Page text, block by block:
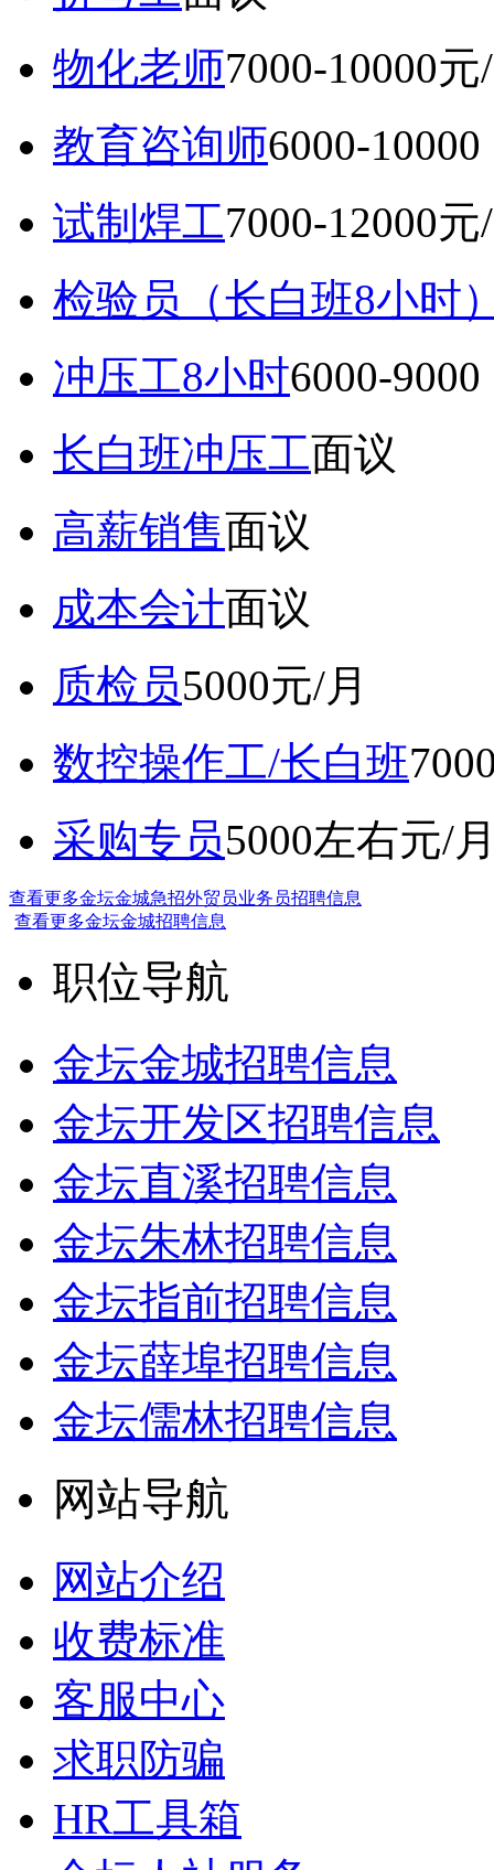
物化老师7000-10000元
教育咨询师6000-
试制焊工7000-12000元
检验员（长白班8小时
冲压工8小时6000-
长白班冲压工面议
高薪销售面议
成本会计面议
质检员5000元/月
数控操作工/长白班
采购专员5000左右元/
查看更多金坛金城急招外贸员业务员招聘信息
查看更多金坛金城招聘信息
职位导航
金坛金城招聘信息
金坛开发区招聘信息
金坛直溪招聘信息
金坛朱林招聘信息
金坛指前招聘信息
金坛薛埠招聘信息
金坛儒林招聘信息
网站导航
网站介绍
收费标准
客服中心
求职防骗
HR工具箱